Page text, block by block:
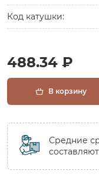
Код катушки:
488.34 ₽
В корзину
Средние